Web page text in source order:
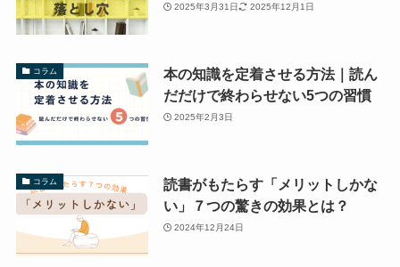
2025年3月31日 2025年12月1日
コラム
本の知識を定着させる方法｜読ん
だだけで終わらせない5つの習慣
2025年2月3日
コラム
読書がもたらす「メリットしかな
い」７つの驚きの効果とは？
2024年12月24日